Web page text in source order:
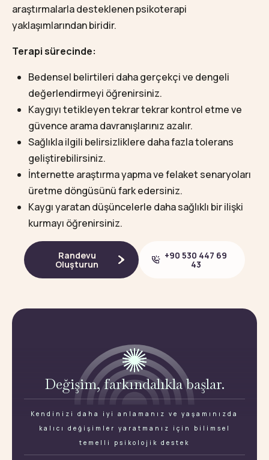
araştırmalarla desteklenen psikoterapi
yaklaşımlarından biridir.
Terapi sürecinde:
Bedensel belirtileri daha gerçekçi ve dengeli
değerlendirmeyi öğrenirsiniz.
Kaygıyı tetikleyen tekrar tekrar kontrol etme ve
güvence arama davranışlarınız azalır.
Sağlıkla ilgili belirsizliklere daha fazla tolerans
geliştirebilirsiniz.
İnternette araştırma yapma ve felaket senaryoları
üretme döngüsünü fark edersiniz.
Kaygı yaratan düşüncelerle daha sağlıklı bir ilişki
kurmayı öğrenirsiniz.
Randevu
Oluşturun
+90 530 447 69
43
Değişim, farkındalıkla başlar.
Kendinizi daha iyi anlamanız ve yaşamınızda
kalıcı değişimler yaratmanız için bilimsel
temelli psikolojik destek